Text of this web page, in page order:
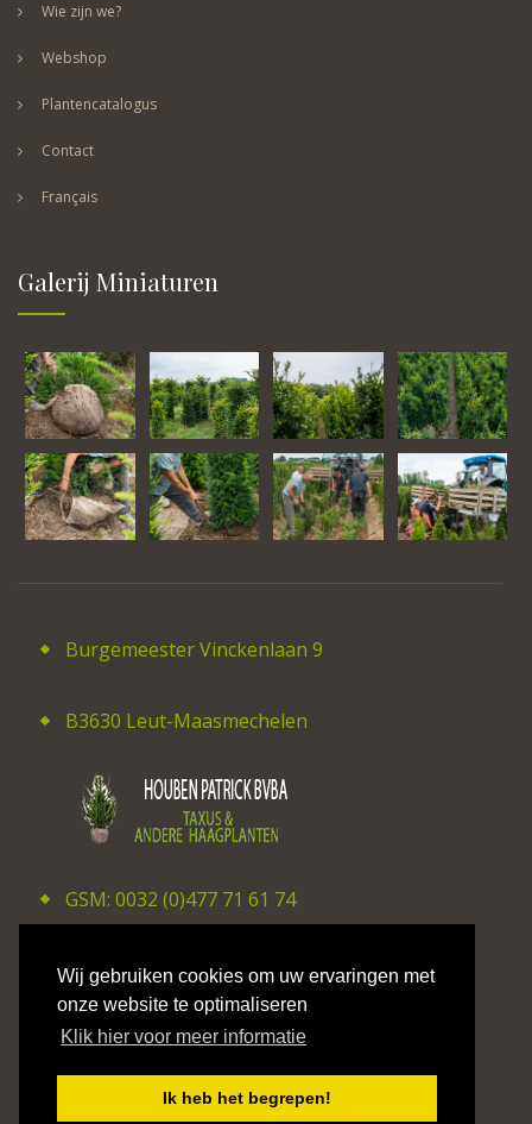
Wij gebruiken cookies om uw ervaringen met
onze website te optimaliseren
Klik hier voor meer informatie
Ik heb het begrepen!
Wie zijn we?
Webshop
Plantencatalogus
Contact
Français
Galerij Miniaturen
Burgemeester Vinckenlaan 9
B3630 Leut-Maasmechelen
GSM: 0032 (0)477 71 61 74
E-mail: patrick_houben@hotmail.com
©2026 CV Studio Hilaire Smits